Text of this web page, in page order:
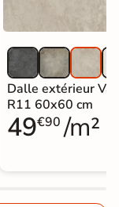
Dalle extérieur
R11 60x60 cm
49€90 /m²